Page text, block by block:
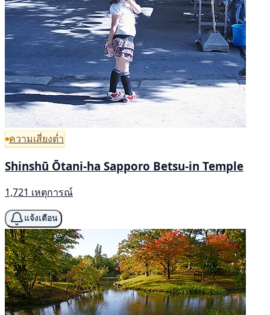
ความเสี่ยงต่ำ
Shinshū Ōtani-ha Sapporo Betsu-in Temple
1,721 เหตุการณ์
แจ้งเตือน